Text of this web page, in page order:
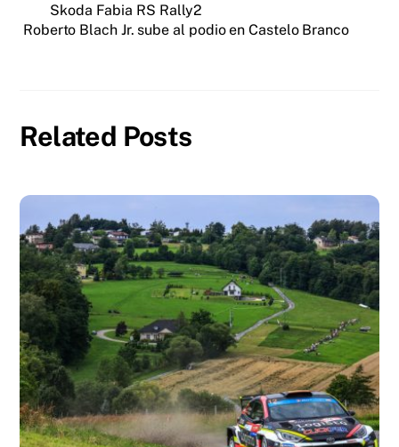
Skoda Fabia RS Rally2
Roberto Blach Jr. sube al podio en Castelo Branco
Related Posts